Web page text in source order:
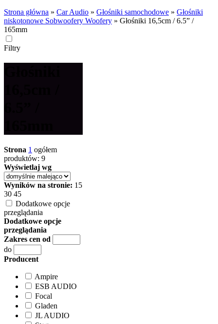
Strona główna » Car Audio » Głośniki samochodowe » Głośniki
niskotonowe Sobwoofery Woofery » Głośniki 16,5cm / 6.5” /
165mm
Filtry
Strona 1 ogółem
produktów: 9
Wyświetlaj wg
Wyników na stronie: 15
30 45
Dodatkowe opcje
przeglądania
Dodatkowe opcje
przeglądania
Zakres cen od
do
Producent
Ampire
ESB AUDIO
Focal
Gladen
JL AUDIO